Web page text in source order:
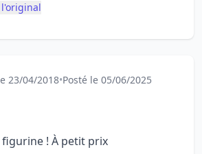
23/04/2018•Posté le 05/06/2025
! À petit prix